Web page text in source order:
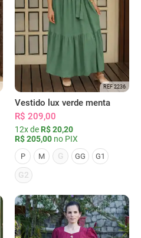
REF 2236
Vestido lux verde menta
R$ 209,00
12x de R$ 20,20
R$ 205,00 no PIX
P M G GG G1
G2